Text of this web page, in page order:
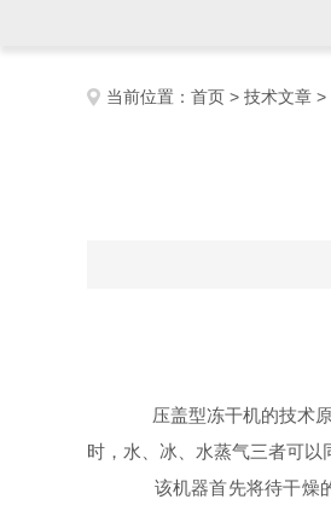
当前位置： 首页 > 技术文章 >
压盖型冻干机的技术原
时，水、冰、水蒸气三者可以
该机器首先将待干燥的